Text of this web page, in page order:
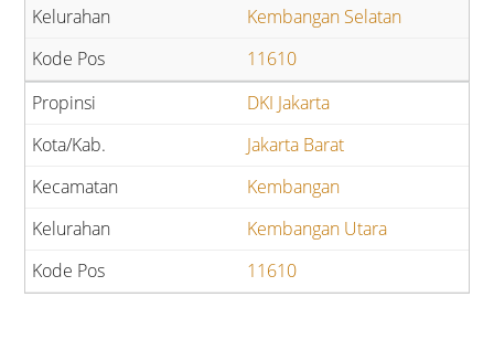
Kembangan Selatan
11610
DKI Jakarta
Jakarta Barat
Kembangan
Kembangan Utara
11610